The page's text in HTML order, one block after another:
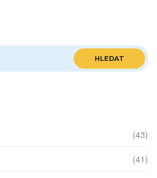
HLEDAT
(43)
(41)